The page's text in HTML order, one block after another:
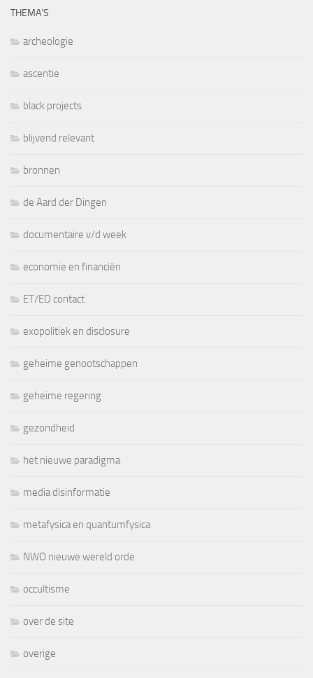
THEMA’S
archeologie
ascentie
black projects
blijvend relevant
bronnen
de Aard der Dingen
documentaire v/d week
economie en financiën
ET/ED contact
exopolitiek en disclosure
geheime genootschappen
geheime regering
gezondheid
het nieuwe paradigma
media disinformatie
metafysica en quantumfysica
NWO nieuwe wereld orde
occultisme
over de site
overige